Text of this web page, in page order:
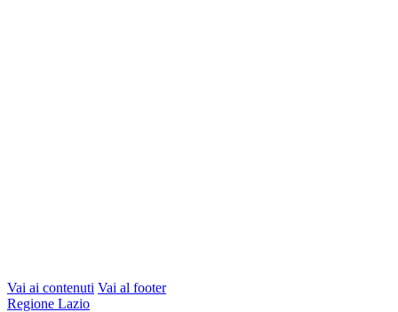
Vai ai contenuti Vai al footer
Regione Lazio